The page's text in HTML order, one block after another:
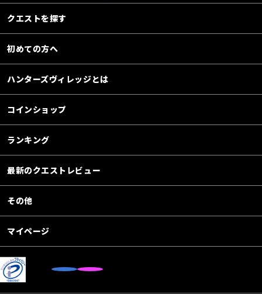
クエストを探す
初めての方へ
ハンターズヴィレッジとは
コインショップ
ランキング
最新のクエストレビュー
その他
マイページ